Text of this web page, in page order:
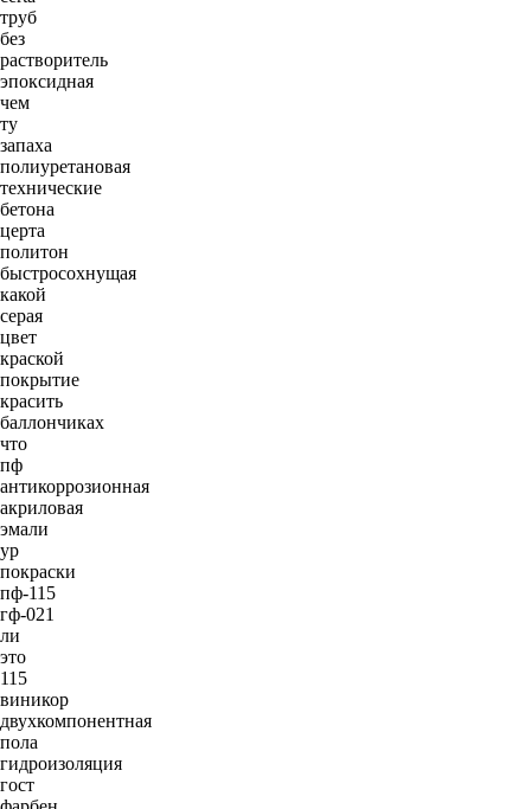
труб
без
растворитель
эпоксидная
чем
ту
запаха
полиуретановая
технические
бетона
церта
политон
быстросохнущая
какой
серая
цвет
краской
покрытие
красить
баллончиках
что
пф
антикоррозионная
акриловая
эмали
ур
покраски
пф-115
гф-021
ли
это
115
виникор
двухкомпонентная
пола
гидроизоляция
гост